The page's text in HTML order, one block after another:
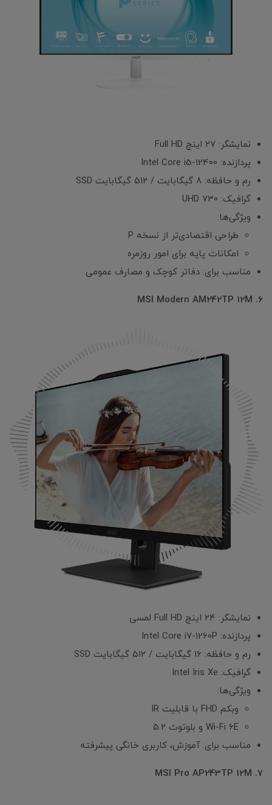
نمایشگر: ۲۷ اینچ Full HD
پردازنده: Intel Core i5-12400
رم و حافظه: ۸ گیگابایت / ۵۱۲ گیگابایت SSD
گرافیک: UHD 730
ویژگی‌ها:
طراحی اقتصادی‌تر از نسخه P
امکانات پایه برای امور روزمره
مناسب برای: دفاتر کوچک و مصارف عمومی
6. MSI Modern AM242TP 12M
نمایشگر: ۲۴ اینچ Full HD لمسی
پردازنده: Intel Core i7-1260P
رم و حافظه: ۱۶ گیگابایت / ۵۱۲ گیگابایت SSD
گرافیک: Intel Iris Xe
ویژگی‌ها:
وبکم FHD با قابلیت IR
Wi-Fi 6E و بلوتوث ۵.۲
مناسب برای: آموزش، کاربری خانگی پیشرفته
7. MSI Pro AP243TP 12M